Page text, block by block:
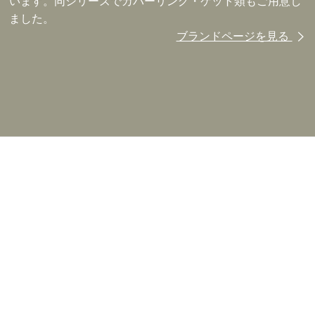
ました。
ブランドページを見る